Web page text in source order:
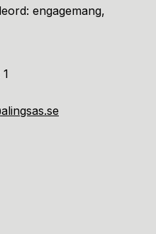
engagemang,